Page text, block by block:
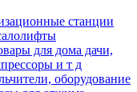
станции
для дома дачи,
и т д
оборудование